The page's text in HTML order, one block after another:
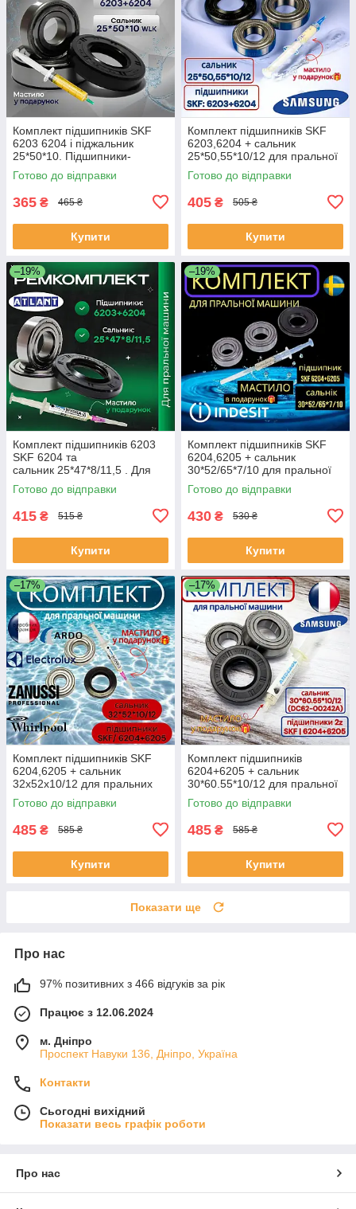
Комплект підшипників SKF
6203 6204 і піджальник
25*50*10. Підшипники-
сальник для барабана Beko
Готово до відправки
365 ₴ 465 ₴
Купити
Комплект підшипників SKF
6203,6204 + сальник
25*50,55*10/12 для пральної
машини Samsung
Готово до відправки
405 ₴ 505 ₴
Купити
–19%
Комплект підшипників 6203
SKF 6204 та
сальник 25*47*8/11,5 . Для
пральної машини Атлант
Готово до відправки
415 ₴ 515 ₴
Купити
–19%
Комплект підшипників SKF
6204,6205 + сальник
30*52/65*7/10 для пральної
машини Indesit
Готово до відправки
430 ₴ 530 ₴
Купити
–17%
Комплект підшипників SKF
6204,6205 + сальник
32x52x10/12 для пральних
машин Zanussi, Electrolux,
Ardo, Whirlpoo
Готово до відправки
485 ₴ 585 ₴
Купити
–17%
Комплект підшипників
6204+6205 + сальник
30*60.55*10/12 для пральної
машини Samsung DC62-
00242A
Готово до відправки
485 ₴ 585 ₴
Купити
Показати ще
Про нас
97% позитивних з 466 відгуків за рік
Працює з 12.06.2024
м. Дніпро
Проспект Навуки 136, Дніпро, Україна
Контакти
Сьогодні вихідний
Показати весь графік роботи
Про нас